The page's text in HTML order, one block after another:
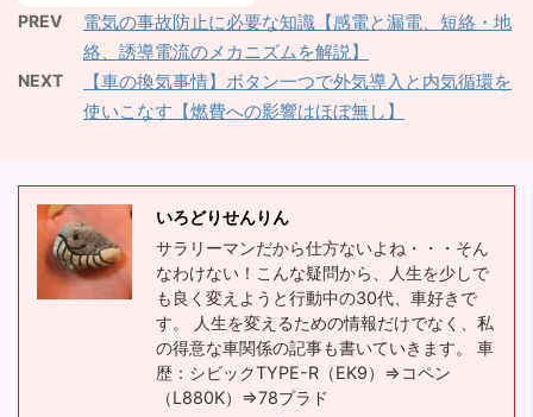
告音が鳴りやまずに困っ
た経験のある方もいるの
ではないでしょうか。 今
回は、そんな時の警告音
の止め方を紹介していき
告音が止まらないのは、
助手席の荷物が原因 シー
トベルトの警告音が鳴り
止まないのは、助手席に
置いた荷物 ...
循環でオートエアコンと
いう方、 多いですよね。
でもそれ、ガソリンの無
駄かもしれません。 今回
は、冬場のエアコンに関
す。 冬場、車のエアコン
だけ使う】 冬場は車のエ
アコンを入れる必要無し
です。 ...
換気ってどうなってる
の？窓を開けないと換気
できないの？外気導入と
内気循環で、どの程度の
１．外気導入と内気循環
の違いと、その使い分け
２．車は、外気導入にし
ておけば概ね換気が出来
ている 車のココのボタン
を押せば、車はこのよう
な状態になると、普段か
ら意識していますか？今
PREV
電気の事故防止に必要な知識【感電と漏電、短絡・地
絡、誘導電流のメカニズムを解説】
NEXT
【車の換気事情】ボタン一つで外気導入と内気循環を
使いこなす【燃費への影響はほぼ無し】
いろどりせんりん
サラリーマンだから仕方ないよね・・・そん
なわけない！こんな疑問から、人生を少しで
も良く変えようと行動中の30代、車好きで
す。 人生を変えるための情報だけでなく、私
の得意な車関係の記事も書いていきます。 車
歴：シビックTYPE-R（EK9）⇒コペン
（L880K）⇒78プラド